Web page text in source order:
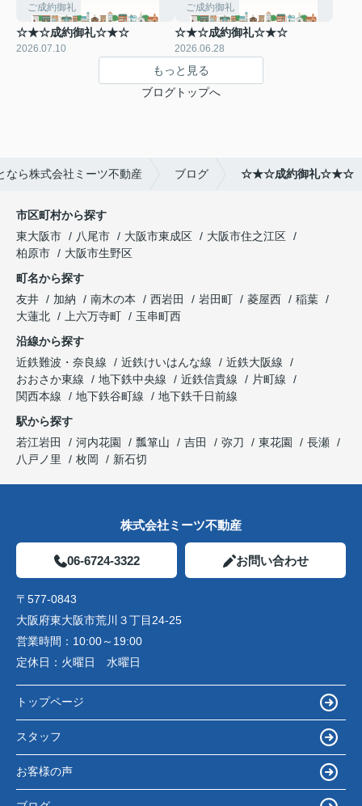
ご成約御礼
☆★☆成約御礼☆★☆
2026.07.10
ご成約御礼
☆★☆成約御礼☆★☆
2026.06.28
もっと見る
ブログトップへ
なら株式会社ミーツ不動産 ブログ ☆★☆成約御礼☆★☆
市区町村から探す
東大阪市
八尾市 大阪市東成区
大阪市住之江区
柏原市
大阪市生野区
町名から探す
友井
加納 南木の本 西岩田 岩田町 菱屋西
稲葉
大蓮北
上六万寺町
玉串町西
沿線から探す
近鉄難波・奈良線
近鉄けいはんな線
近鉄大阪線
おおさか東線
地下鉄中央線 近鉄信貴線
片町線
関西本線
地下鉄谷町線
地下鉄千日前線
駅から探す
若江岩田
河内花園 瓢箪山 吉田 弥刀 東花園
長瀬
八戸ノ里
枚岡 新石切
株式会社ミーツ不動産
06-6724-3322 お問い合わせ
〒577-0843
大阪府東大阪市荒川３丁目24-25
営業時間： 10:00～19:00
定休日： 火曜日 水曜日
トップページ
スタッフ
お客様の声